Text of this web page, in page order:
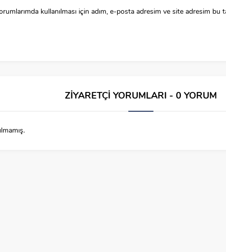
kullanılması için adım, e-posta adresim ve site adresim bu
ZİYARETÇİ YORUMLARI - 0 YORUM